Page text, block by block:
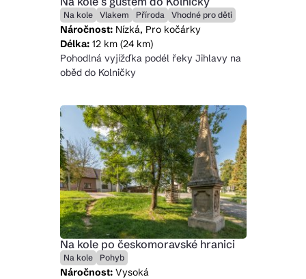
Na kole Vlakem Příroda Vhodné pro děti
Náročnost:Nízká, Pro kočárky
Délka:12 km (24 km)
Pohodlná vyjížďka podél řeky Jihlavy na
oběd do Kolničky
Na kole po českomoravské hranici
Na kole Pohyb
Náročnost:Vysoká